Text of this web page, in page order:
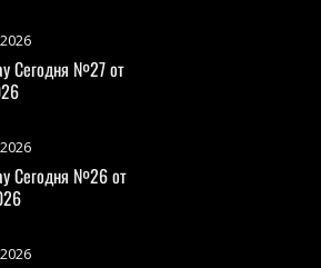
Сегодня №27 от
Сегодня №26 от